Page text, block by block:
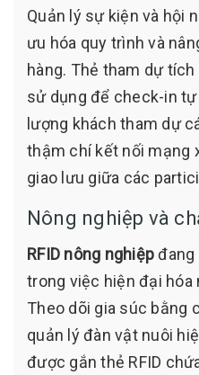
Quản lý sự kiện và hội
ưu hóa quy trình và
hàng. Thẻ tham dự
sử dụng để check-in
lượng khách tham dự
thậm chí kết nối mạng
giao lưu giữa các
Nông nghiệp và
RFID nông nghiệpđang
trong việc hiện đại hóa
Theo dõi gia súc bằng
quản lý đàn vật nuôi
được gắn thẻ RFID